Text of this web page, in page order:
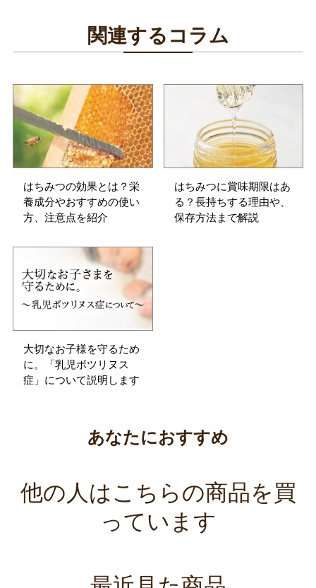
関連するコラム
はちみつの効果とは？栄
養成分やおすすめの使い
方、注意点を紹介
はちみつに賞味期限はあ
る？長持ちする理由や、
保存方法まで解説
大切なお子様を守るため
に。「乳児ボツリヌス
症」について説明します
あなたにおすすめ
他の人はこちらの商品を買
っています